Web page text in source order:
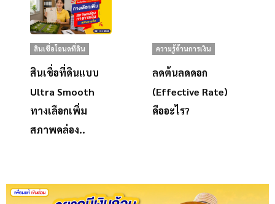
สินเชื่อโฉนดที่ดิน
สินเชื่อที่ดินแบบ
Ultra Smooth
ทางเลือกเพิ่ม
สภาพคล่อง..
ความรู้ด้านการเงิน
ลดต้นลดดอก
(Effective Rate)
คืออะไร?